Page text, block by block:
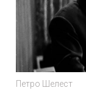
Петро Шелест